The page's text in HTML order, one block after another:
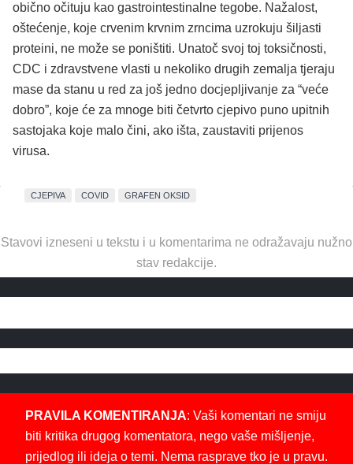
obično očituju kao gastrointestinalne tegobe. Nažalost,
oštećenje, koje crvenim krvnim zrncima uzrokuju šiljasti
proteini, ne može se poništiti. Unatoč svoj toj toksičnosti,
CDC i zdravstvene vlasti u nekoliko drugih zemalja tjeraju
mase da stanu u red za još jedno docjepljivanje za “veće
dobro”, koje će za mnoge biti četvrto cjepivo puno upitnih
sastojaka koje malo čini, ako išta, zaustaviti prijenos
virusa.
CJEPIVA COVID GRAFEN OKSID
Stavovi izneseni u tekstu i u komentarima ne odražavaju nužno
stav redakcije.
PRAVILA KOMENTIRANJA: Vaši komentari ne smiju
biti kritika drugog komentatora, nego vaše mišljenje,
prijedlog ili ideja o temi. Nema rasprave tko je u pravu.